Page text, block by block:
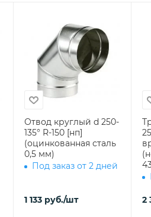
Отвод круглый d 250-
135° R-150 [нп]
(оцинкованная сталь
0,5 мм)
Под заказ от 2 дней
1 133 руб./шт 2